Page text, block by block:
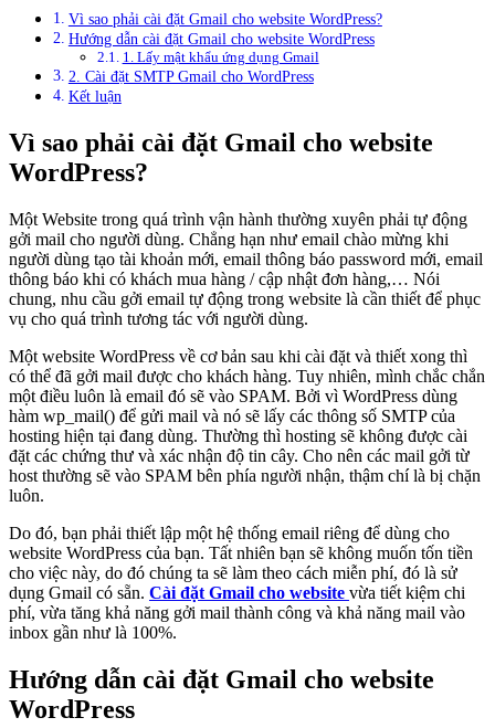
Vì sao phải cài đặt Gmail cho website WordPress?
Hướng dẫn cài đặt Gmail cho website WordPress
1. Lấy mật khẩu ứng dụng Gmail
2. Cài đặt SMTP Gmail cho WordPress
Kết luận
Vì sao phải cài đặt Gmail cho website
WordPress?
Một Website trong quá trình vận hành thường xuyên phải tự động
gởi mail cho người dùng. Chẳng hạn như email chào mừng khi
người dùng tạo tài khoản mới, email thông báo password mới, email
thông báo khi có khách mua hàng / cập nhật đơn hàng,… Nói
chung, nhu cầu gởi email tự động trong website là cần thiết để phục
vụ cho quá trình tương tác với người dùng.
Một website WordPress về cơ bản sau khi cài đặt và thiết xong thì
có thể đã gởi mail được cho khách hàng. Tuy nhiên, mình chắc chắn
một điều luôn là email đó sẽ vào SPAM. Bởi vì WordPress dùng
hàm wp_mail() để gửi mail và nó sẽ lấy các thông số SMTP của
hosting hiện tại đang dùng. Thường thì hosting sẽ không được cài
đặt các chứng thư và xác nhận độ tin cây. Cho nên các mail gởi từ
host thường sẽ vào SPAM bên phía người nhận, thậm chí là bị chặn
luôn.
Do đó, bạn phải thiết lập một hệ thống email riêng để dùng cho
website WordPress của bạn. Tất nhiên bạn sẽ không muốn tốn tiền
cho việc này, do đó chúng ta sẽ làm theo cách miễn phí, đó là sử
dụng Gmail có sẵn. Cài đặt Gmail cho website vừa tiết kiệm chi
phí, vừa tăng khả năng gởi mail thành công và khả năng mail vào
inbox gần như là 100%.
Hướng dẫn cài đặt Gmail cho website
WordPress